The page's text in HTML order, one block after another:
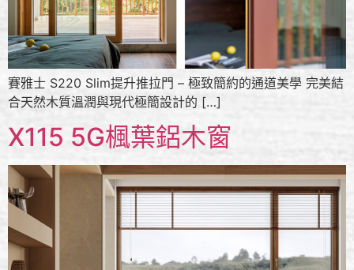
賽雅士 S220 Slim提升推拉門 – 極致簡約的通道美學 完美結
合天然木質溫潤與現代極簡設計的 […]
X115 5G楓葉鋁木窗